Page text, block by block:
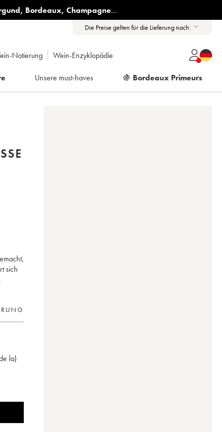
, Bordeaux, Champagne...
Die Preise gelten für die Lieferung nach:
Notierung Wein-Enzyklopädie
Unsere must-haves 🍇 Bordeaux Primeurs
sich
la)